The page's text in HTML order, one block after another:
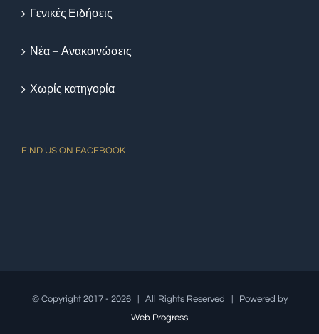
Γενικές Ειδήσεις
Νέα – Ανακοινώσεις
Χωρίς κατηγορία
FIND US ON FACEBOOK
© Copyright 2017 - 2026 | All Rights Reserved | Powered by
Web Progress